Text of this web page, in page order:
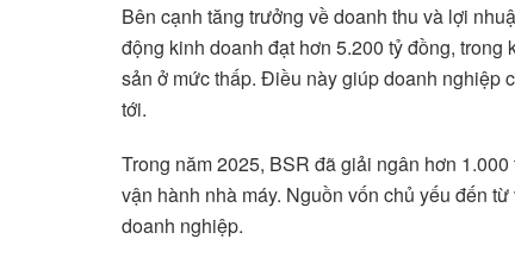
Bên cạnh tăng trưởng về doanh thu và lợi
động kinh doanh đạt hơn 5.200 tỷ đồng,
sản ở mức thấp. Điều này giúp doanh nghiệp
tới.
Trong năm 2025, BSR đã giải ngân hơn
vận hành nhà máy. Nguồn vốn chủ yếu đến
doanh nghiệp.